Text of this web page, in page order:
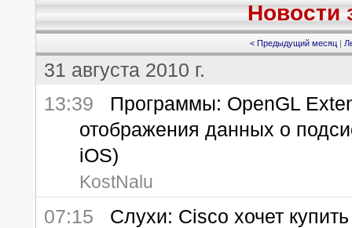
Новости
< Предыдущий месяц |
31 августа 2010 г.
13:39 Программы: OpenGL
отображения данных о
iOS)
KostNalu
07:15 Слухи: Cisco хочет